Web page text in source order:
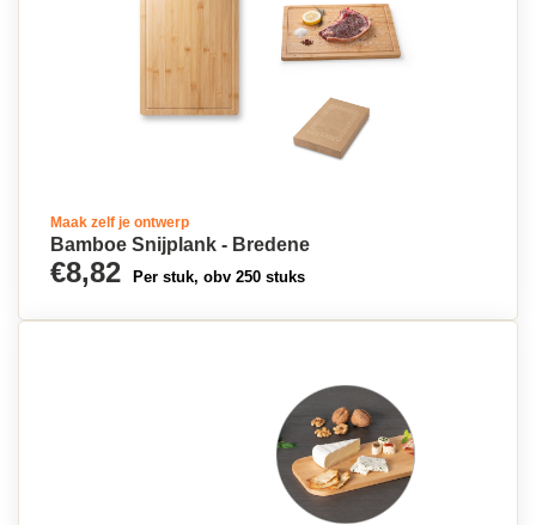
Maak zelf je ontwerp
Bamboe Snijplank - Bredene
€8,82 Per stuk, obv 250 stuks